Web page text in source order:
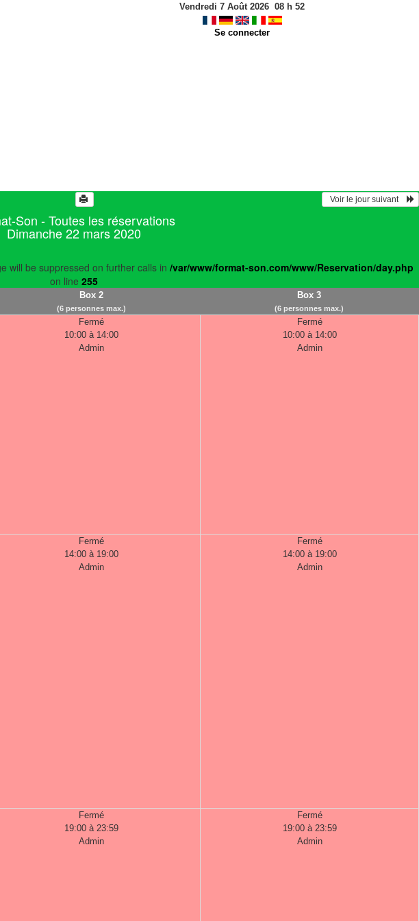
Vendredi 7 Août 2026 08 h 52
Se connecter
  Voir le jour suivant
Son - Toutes les réservations
Dimanche 22 mars 2020
will be suppressed on further calls in /var/www/format-son.com/www/Reservation/day.php
on line 255
Box 2
(6 personnes max.)
Box 3
(6 personnes max.)
Fermé
10:00 à 14:00
Admin
Fermé
10:00 à 14:00
Admin
Fermé
14:00 à 19:00
Admin
Fermé
14:00 à 19:00
Admin
Fermé
19:00 à 23:59
Admin
Fermé
19:00 à 23:59
Admin